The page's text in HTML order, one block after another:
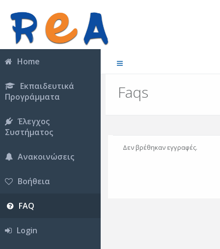
Home
Εκπαιδευτικά
Προγράμματα
Έλεγχος
Συστήματος
Ανακοινώσεις
Βοήθεια
FAQ
Login
Faqs
Δεν βρέθηκαν εγγραφές.